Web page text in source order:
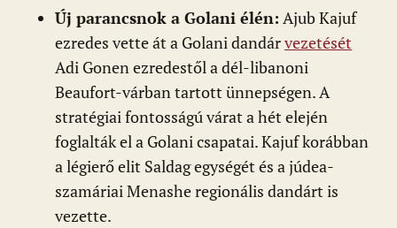
Új parancsnok a Golani élén: Ajub Kajuf
ezredes vette át a Golani dandárvezetését
Adi Gonen ezredestől a dél-libanoni
Beaufort-várban tartott ünnepségen. A
stratégiai fontosságú várat a hét elején
foglalták el a Golani csapatai. Kajuf korábban
a légierő elit Saldag egységét és a júdea-
szamáriai Menashe regionális dandárt is
vezette.